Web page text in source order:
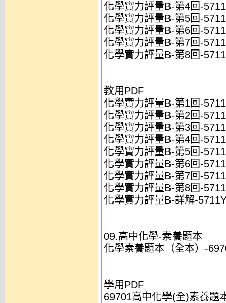
化學實力評量B-第4回-
化學實力評量B-第5回-
化學實力評量B-第6回-
化學實力評量B-第7回-
化學實力評量B-第8回-
教用PDF
化學實力評量B-第1回-
化學實力評量B-第2回-
化學實力評量B-第3回-
化學實力評量B-第4回-
化學實力評量B-第5回-
化學實力評量B-第6回-
化學實力評量B-第7回-
化學實力評量B-第8回-
化學實力評量B-詳解-
09.高中化學-素養題本
化學素養題本（全本）-
學用PDF
69701高中化學(全)素養題